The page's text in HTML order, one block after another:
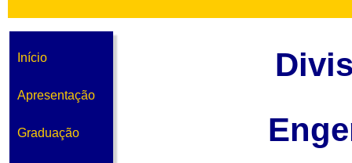
Início
Apresentação
Graduação